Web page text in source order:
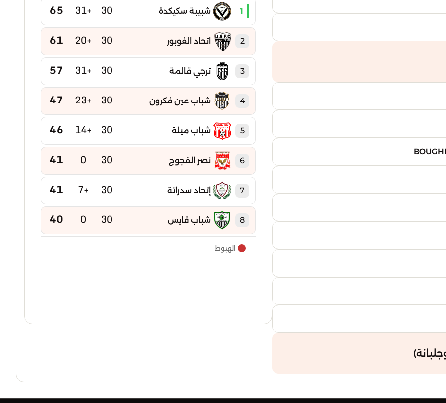
1 شبيبة سكيكدة 30
+31
65
2 اتحاد الفوبور 30
+20
61
3 ترجي قالمة 30
+31
57
4 شباب عين فكرون 30
+23
47
5 شباب ميلة 30
+14
46
6 نصر الفجوج 30
0
41
7 إتحاد سدراتة 30
+7
41
8 شباب قايس 30
0
40
9
14 إتحاد تبسة 30
-7
37
الهبوط